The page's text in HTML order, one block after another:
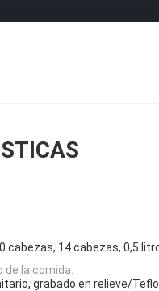
cabezas, 14 cabezas, 0,5
de la comida:
grabado en relieve/